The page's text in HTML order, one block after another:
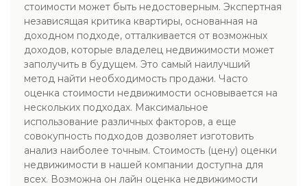
стоимости может быть недостоверным. Экспертная
независящая критика квартиры, основанная на
доходном подходе, отталкивается от возможных
доходов, которые владелец недвижимости может
заполучить в будущем. Это самый наилучший
метод найти необходимость продажи. Часто
оценка стоимости недвижимости основывается на
нескольких подходах. Максимальное
использование различных факторов, а еще
совокупность подходов дозволяет изготовить
анализ наиболее точным. Стоимость (цену) оценки
недвижимости в нашей компании доступна для
всех. Возможна он лайн оценка недвижимости